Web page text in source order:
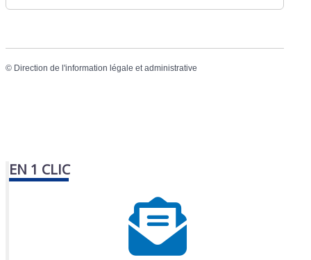
© Direction de l'information légale et administrative
EN 1 CLIC